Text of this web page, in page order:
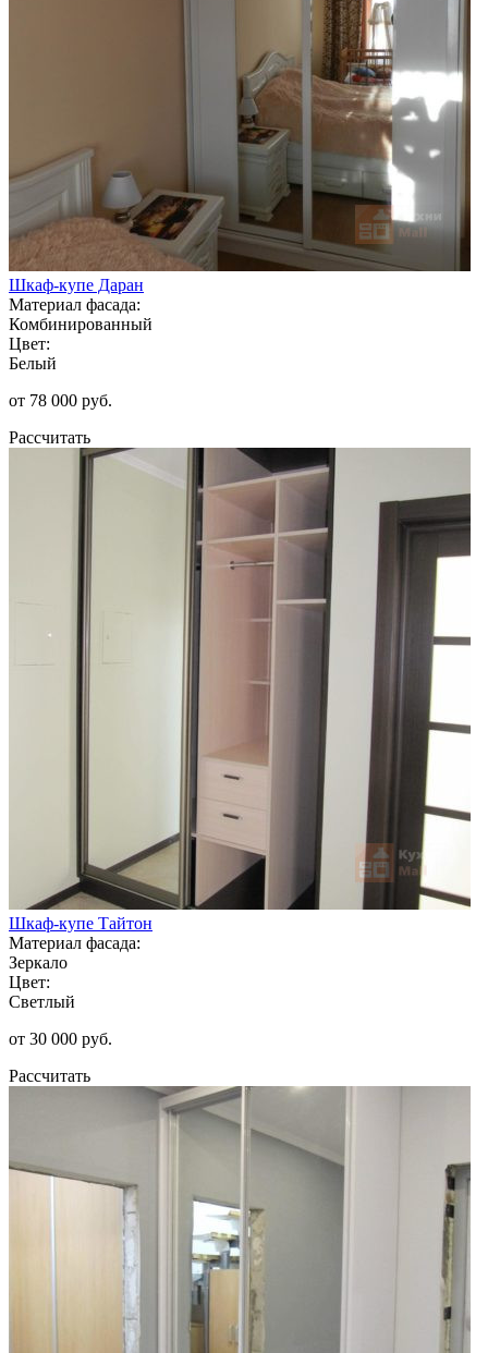
Шкаф-купе Даран
Материал фасада:
Комбинированный
Цвет:
Белый
от 78 000 руб.
Рассчитать
Шкаф-купе Тайтон
Материал фасада:
Зеркало
Цвет:
Светлый
от 30 000 руб.
Рассчитать